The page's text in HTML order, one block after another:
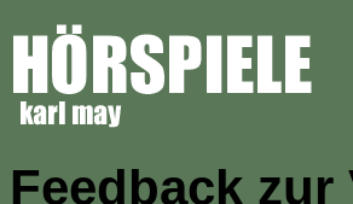
Feedback zur